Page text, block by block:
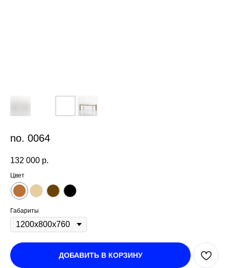
no. 0064
132 000 р.
Цвет
Габариты
ДОБАВИТЬ В КОРЗИНУ